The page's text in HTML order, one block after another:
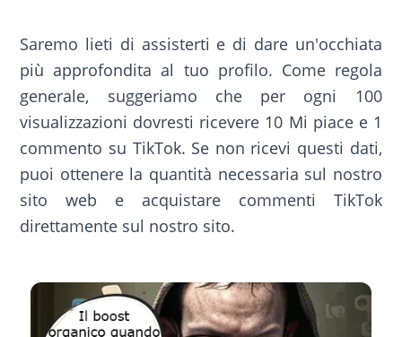
Saremo lieti di assisterti e di dare un'occhiata
più approfondita al tuo profilo. Come regola
generale, suggeriamo che per ogni 100
visualizzazioni dovresti ricevere 10 Mi piace e 1
commento su TikTok. Se non ricevi questi dati,
puoi ottenere la quantità necessaria sul nostro
sito web e acquistare commenti TikTok
direttamente sul nostro sito.